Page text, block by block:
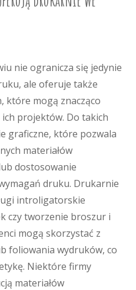
nie ogranicza się jedynie
ale oferuje także
które mogą znacząco
projektów. Do takich
graficzne, które pozwala
materiałów
dostosowanie
druku. Drukarnie
introligatorskie
czy tworzenie broszur i
mogą skorzystać z
foliowania wydruków, co
Niektóre firmy
materiałów